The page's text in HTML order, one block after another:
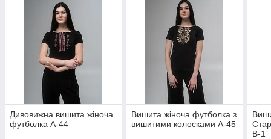
Дивовижна вишита жіноча
футболка А-44
Вишита жіноча футболка з
вишитими колосками А-45
В-1